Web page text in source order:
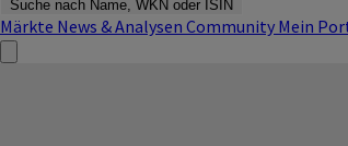
Suche nach Name, WKN oder ISIN
Märkte News & Analysen Community Mein